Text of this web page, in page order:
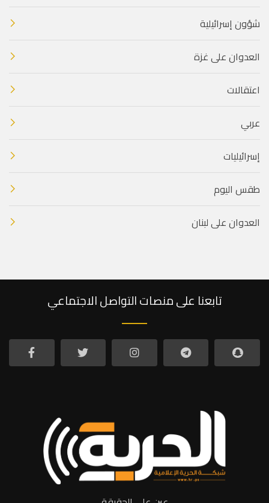
شؤون إسرائيلية
العدوان على غزة
اعتقالات
عربي
إسرائيليات
طقس اليوم
العدوان على لبنان
تابعنا على منصات التواصل الاجتماعي